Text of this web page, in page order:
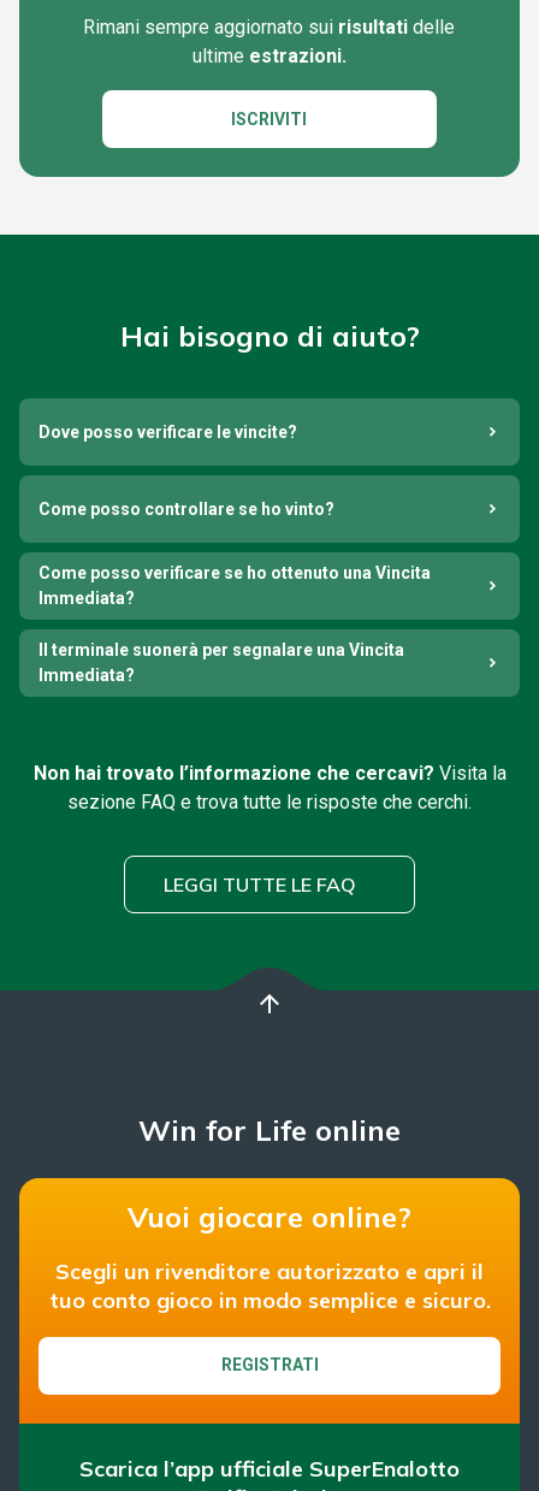
Rimani sempre aggiornato sui risultati delle
ultime estrazioni.
ISCRIVITI
Hai bisogno di aiuto?
Dove posso verificare le vincite?
Come posso controllare se ho vinto?
Come posso verificare se ho ottenuto una Vincita
Immediata?
Il terminale suonerà per segnalare una Vincita
Immediata?
Non hai trovato l’informazione che cercavi? Visita la
sezione FAQ e trova tutte le risposte che cerchi.
LEGGI TUTTE LE FAQ
arrow_upward
Win for Life online
Vuoi giocare online?
Scegli un rivenditore autorizzato e apri il
tuo conto gioco in modo semplice e sicuro.
REGISTRATI
Scarica l’app ufficiale SuperEnalotto